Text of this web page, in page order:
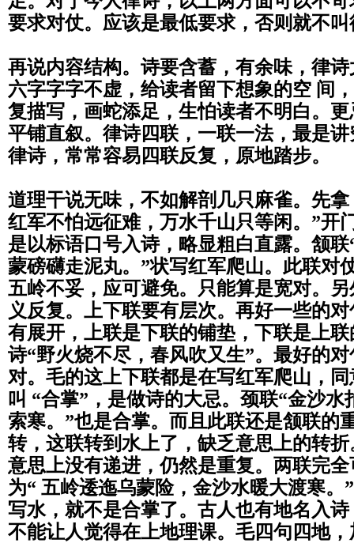
要求对仗。 应该是最低要求，否则就不
再说内容结构。诗要含蓄，有余味，律
六字字字不虚，给读者留下想象的空 间
复描写，画蛇添足，生怕读者不明白。 更
平铺直叙。律诗四联，一联一法， 最是讲
律诗，常常容易四联反复，原地踏步。
道理干说无味，不如解剖几只麻雀。先
红军不怕远征难，万水千山只等闲。”开
是以标语口号入诗，略显粗白直露。颔
蒙磅礴走泥丸。”状写红军爬山。此联对
五岭不妥，应可避免。只能算是宽对。
义反复。上下联要有层次。再好一些的
有展开，上联是下联的铺垫，下联是上
诗“野火烧不尽，春风吹又生”。 最好的
对。毛的这上下联都是在写红军爬山，
叫 “合掌”，是做诗的大忌。颈联“金沙水
索寒。”也是合掌。而且此联还是颔联的
转，这联转到水上了，缺乏意思上的转折
意思上没有递进，仍然是重复。 两联完
为“ 五岭逶迤乌蒙险，金沙水暖大渡寒。
写水， 就不是合掌了。古人也有地名入
不能让人觉得在上地理课。毛四句四地，